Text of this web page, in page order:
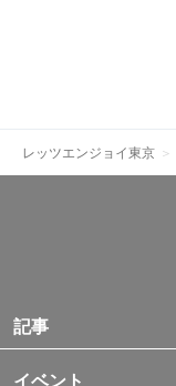
レッツエンジョイ東京
記事
イベント